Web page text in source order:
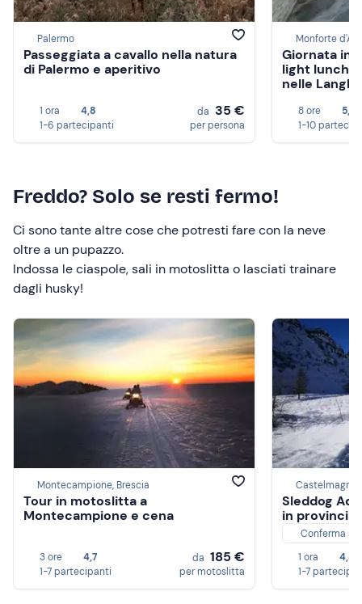
Palermo
Passeggiata a cavallo nella natura
di Palermo e aperitivo
1 ora
4,8
1-6 partecipanti
da 35 €
per persona
Monforte
Giornata in
light lunch
nelle Langhe
8 ore
5,0
1-10
Freddo? Solo se resti fermo!
Ci sono tante altre cose che potresti fare con la neve
oltre a un pupazzo.
Indossa le ciaspole, sali in motoslitta o lasciati trainare
dagli husky!
Montecampione, Brescia
Tour in motoslitta a
Montecampione e cena
3 ore
4,7
1-7 partecipanti
da 185 €
per motoslitta
Castelmagno,
Sleddog
in provincia
Conferma
1 ora
4,8
1-7